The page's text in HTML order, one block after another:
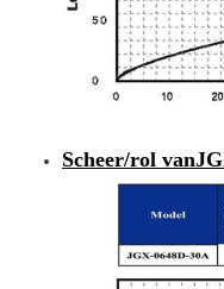
Scheer/rol van